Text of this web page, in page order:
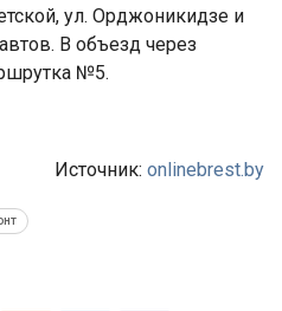
ул. Орджоникидзе и
В объезд через
№5.
Источник: onlinebrest.by